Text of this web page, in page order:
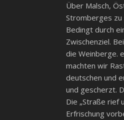
Über Malsch,
Stromberges zu
Bedingt durch
Zwischenziel.
die Weinberge.
machten wir
deutschen und
und gescherzt.
Die „Straße rief
Erfrischung